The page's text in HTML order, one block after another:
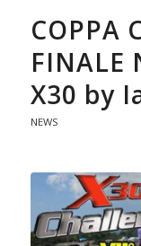
COPPA
FINALE
X30 by
NEWS